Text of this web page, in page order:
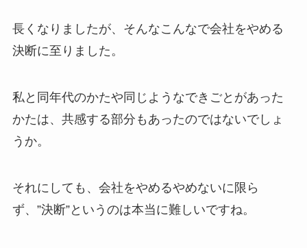
長くなりましたが、そんなこんなで会社をやめる
決断に至りました。
私と同年代のかたや同じようなできごとがあった
かたは、共感する部分もあったのではないでしょ
うか。
それにしても、会社をやめるやめないに限ら
ず、”決断”というのは本当に難しいですね。